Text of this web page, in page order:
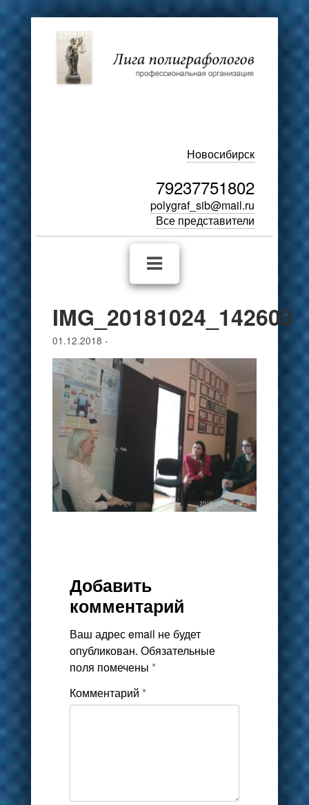
Новосибирск
79237751802
polygraf_sib@mail.ru
Все представители
IMG_20181024_142603
01.12.2018 -
Добавить
комментарий
Ваш адрес email не будет
опубликован. Обязательные
поля помечены *
Комментарий *